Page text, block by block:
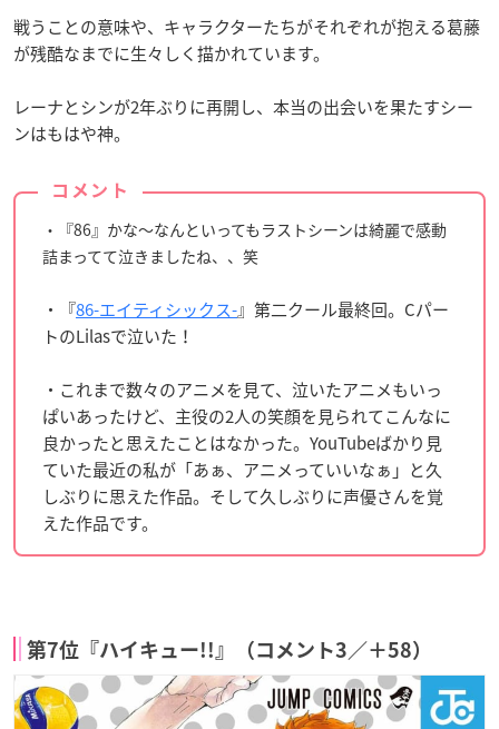
戦うことの意味や、キャラクターたちがそれぞれが抱える葛藤
が残酷なまでに生々しく描かれています。
レーナとシンが2年ぶりに再開し、本当の出会いを果たすシー
ンはもはや神。
コメント
・『86』かな〜なんといってもラストシーンは綺麗で感動
詰まってて泣きましたね、、笑
・『86-エイティシックス-』第二クール最終回。Cパー
トのLilasで泣いた！
・これまで数々のアニメを見て、泣いたアニメもいっ
ぱいあったけど、主役の2人の笑顔を見られてこんなに
良かったと思えたことはなかった。YouTubeばかり見
ていた最近の私が「あぁ、アニメっていいなぁ」と久
しぶりに思えた作品。そして久しぶりに声優さんを覚
えた作品です。
第7位『ハイキュー!!』（コメント3／＋58）